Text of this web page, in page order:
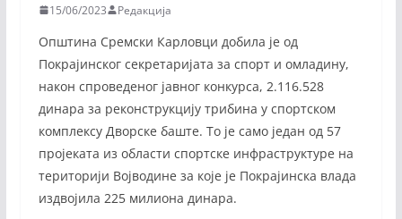
15/06/2023 Редакција
Општина Сремски Карловци добила је од
Покрајинског секретаријата за спорт и омладину,
након спроведеног јавног конкурса, 2.116.528
динара за реконструкцију трибина у спортском
комплексу Дворске баште. То је само један од 57
пројеката из области спортске инфраструктуре на
територији Војводине за које је Покрајинска влада
издвојила 225 милиона динара.